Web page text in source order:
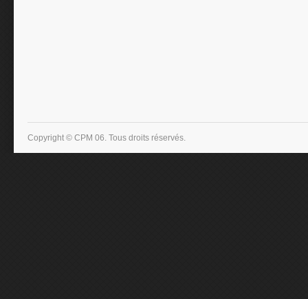
Copyright © CPM 06. Tous droits réservés.